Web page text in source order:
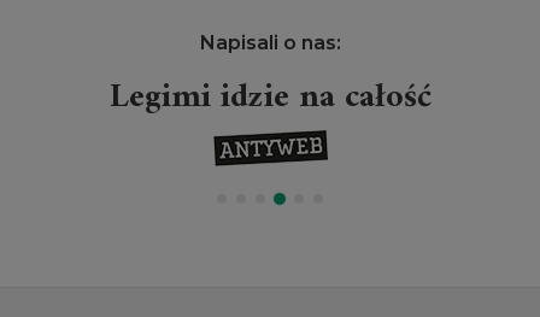
Napisali o nas:
Legimi idzie na całość